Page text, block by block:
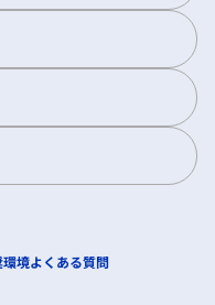
環境よくある質問